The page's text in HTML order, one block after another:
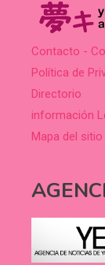
Contacto -
Política de
Directorio
información
Mapa del sitio